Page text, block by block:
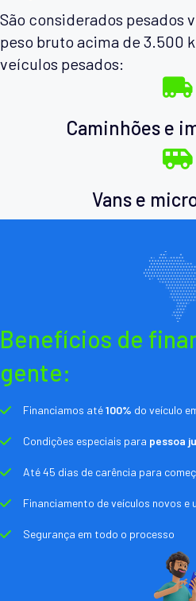
São considerados pesados
peso bruto acima de 3.500
veículos pesados:
Caminhões e
Vans e
Benefícios de
gente:
Financiamos até100% do veículo
Condições especiais para pessoa
Até 45 dias de carência para
Financiamento de veículos novos e
Segurança em todo o processo